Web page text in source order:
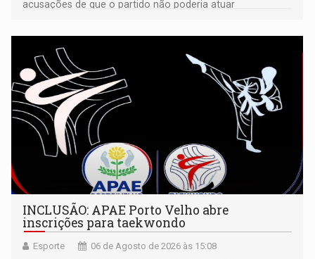
acusações de que o partido não poderia atuar
INCLUSÃO: APAE Porto Velho abre
inscrições para taekwondo
Esporte 06 de Agosto de 2026 às 15:08